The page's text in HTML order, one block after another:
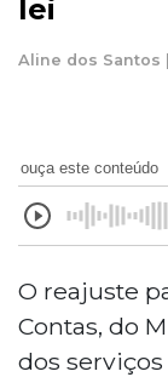
lei
Aline dos Santos
ouça este conteúdo
O reajuste
Contas, do
dos